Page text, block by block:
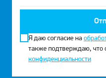
Я даю согласие на
также подтверждаю, что
конфиденциальности